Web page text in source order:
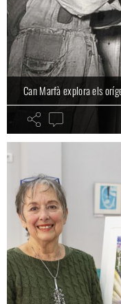
Can Marfà explora els